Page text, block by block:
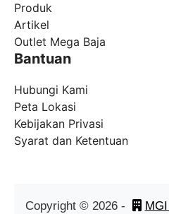
Produk
Artikel
Outlet Mega Baja
Bantuan
Hubungi Kami
Peta Lokasi
Kebijakan Privasi
Syarat dan Ketentuan
Copyright © 2026-